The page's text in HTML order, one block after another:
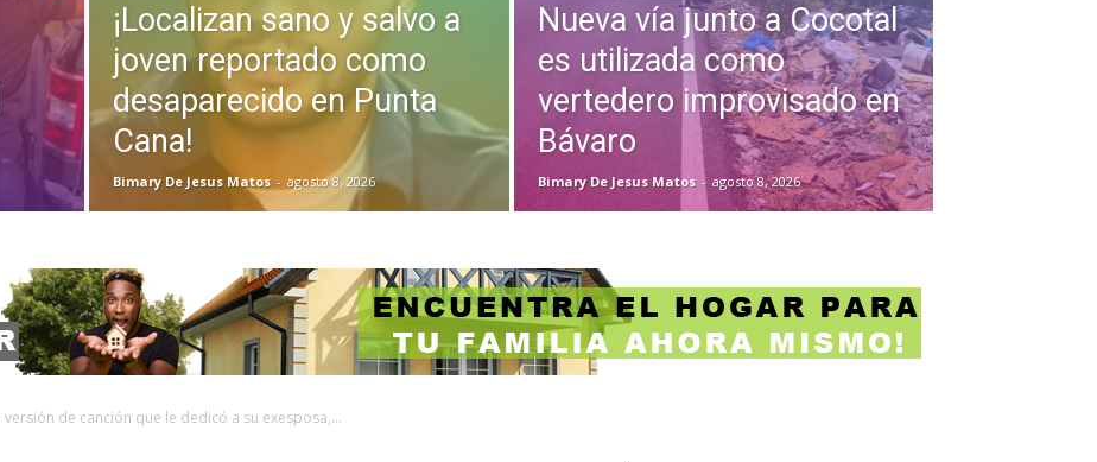
¡Localizan sano y salvo a
joven reportado como
desaparecido en Punta
Cana!
Bimary De Jesus Matos - agosto 8, 2026
Nueva vía junto a Cocotal
es utilizada como
vertedero improvisado en
Bávaro
Bimary De Jesus Matos - agosto 8, 2026
versión de canción que le dedicó a su exesposa,...